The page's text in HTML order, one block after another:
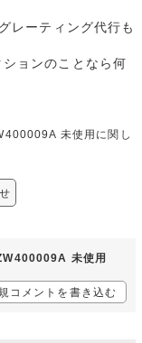
レーティング代行も
ョンのことなら何
未使用に関し
未使用
コメントを書き込む